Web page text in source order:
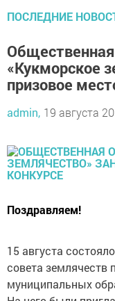
ПОСЛЕДНИЕ
Общественная
«Кукморское
призовое
admin, 19 августа
Поздравляем!
15 августа
совета землячеств
муниципальных